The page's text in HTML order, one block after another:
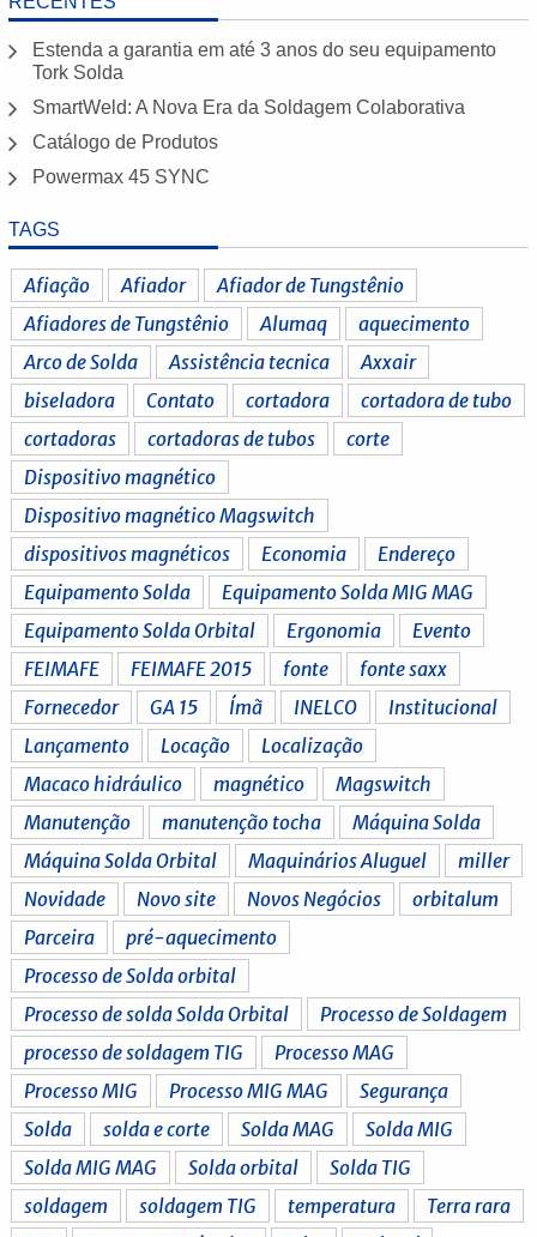
Estenda a garantia em até 3 anos do seu equipamento
Tork Solda
SmartWeld: A Nova Era da Soldagem Colaborativa
Catálogo de Produtos
Powermax 45 SYNC
TAGS
Afiação Afiador
Afiador de Tungstênio
Afiadores de Tungstênio
Alumaq
aquecimento
Arco de Solda
Assistência tecnica
Axxair
biseladora
Contato cortadora
cortadora de tubo
cortadoras
cortadoras de tubos
corte
Dispositivo magnético
Dispositivo magnético Magswitch
dispositivos magnéticos
Economia
Endereço
Equipamento Solda
Equipamento Solda MIG MAG
Equipamento Solda Orbital
Ergonomia
Evento
FEIMAFE
FEIMAFE 2015 fonte
fonte saxx
Fornecedor
GA 15 Ímã INELCO
Institucional
Lançamento
Locação
Localização
Macaco hidráulico
magnético
Magswitch
Manutenção
manutenção tocha
Máquina Solda
Máquina Solda Orbital
Maquinários Aluguel
miller
Novidade
Novo site Novos Negócios
orbitalum
Parceira
pré-aquecimento
Processo de Solda orbital
Processo de solda Solda Orbital
Processo de Soldagem
processo de soldagem TIG
Processo MAG
Processo MIG
Processo MIG MAG
Segurança
Solda
solda e corte Solda MAG
Solda MIG
Solda MIG MAG
Solda orbital
Solda TIG
soldagem
soldagem TIG temperatura
Terra rara